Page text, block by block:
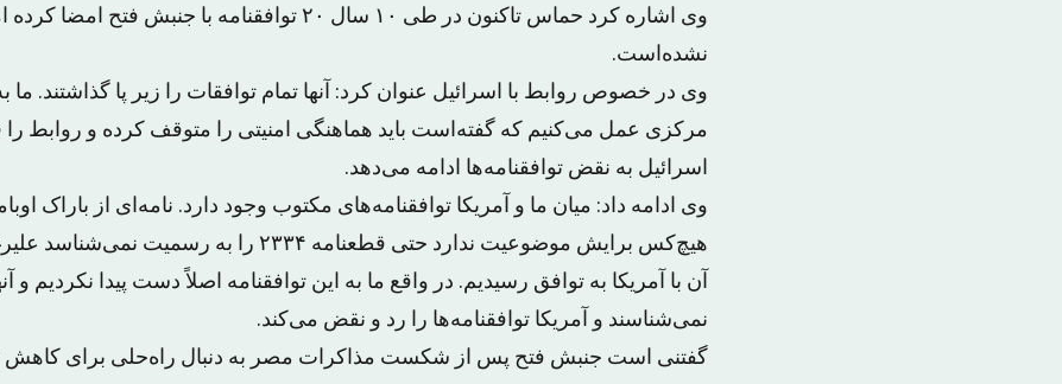
وی اشاره کرد حماس تاکنون در طی ۱۰ سال ۲۰ توافقنامه با جنبش
نشده‌است.
وی در خصوص روابط با اسرائیل عنوان کرد: آنها تمام توافقات را زیر پا گذاشتند.
مرکزی عمل می‌کنیم که گفته‌است باید هماهنگی امنیتی را متوقف کرده و روابط را
اسرائیل به نقض توافقنامه‌ها ادامه می‌دهد.
وی ادامه داد: میان ما و آمریکا توافقنامه‌های مکتوب وجود دارد. نامه‌ای از باراک
هیچ‌کس برایش موضوعیت ندارد حتی قطعنامه ۲۳۳۴ را به
آن با آمریکا به توافق رسیدیم. در واقع ما به این توافقنامه اصلاً دست پیدا نکردیم و
نمی‌شناسند و آمریکا توافقنامه‌ها را رد و نقض می‌کند.
گفتنی است جنبش فتح پس از شکست مذاکرات مصر به دنبال راه‌حلی برای کاهش